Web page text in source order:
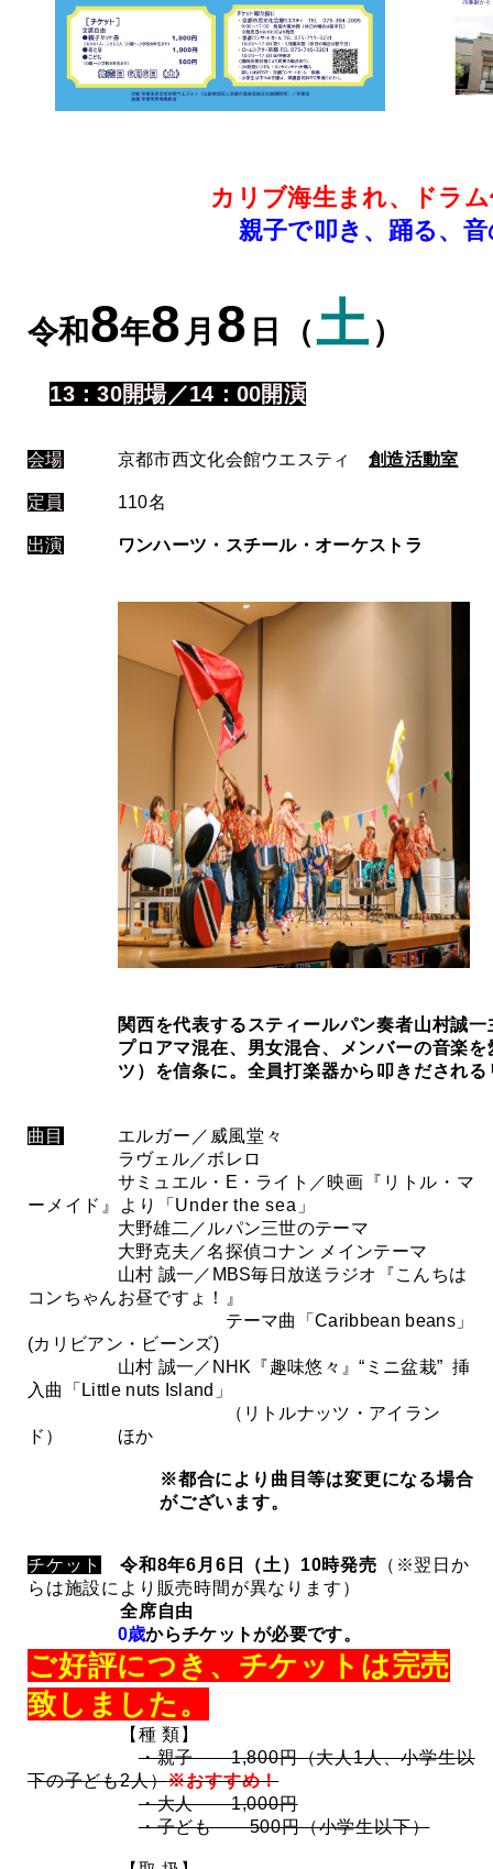
カリブ海生まれ、ドラ
親子で叩き、踊る、
令和8年8 月 8 日 （土）
13：30開場／14：00開演
会場 京都市西文化会館ウエスティ創造活動室
定員 110名
出演 ワンハーツ・スチール・オーケストラ
関西を代表するスティールパン奏者山村誠
プロアマ混在、男女混合、メンバーの音楽
ツ）を信条に。 全員打楽器から叩きだされ
曲目
エルガー／威風堂々
ラヴェル／ボレロ
サミュエル・E・ライト／映画『リトル・マ
ーメイド』より「Under the sea」
大野雄二／ルパン三世のテーマ
大野克夫／名探偵コナン メインテーマ
山村 誠一／MBS毎日放送ラジオ『こんちは
コンちゃんお昼ですょ！』
テーマ曲「Caribbean beans」
(カリビアン・ビーンズ)
山村 誠一／NHK『趣味悠々』“ミニ盆栽” 挿
入曲「Little nuts Island」
（リトルナッツ・アイラン
ド） ほか
※都合により曲目等は変更になる場合
がございます。
チケット 令和8年6月6日（土）10時発売 （※翌日か
らは施設により販売時間が異なります）
全席自由
0歳からチケットが必要です。
ご好評につき、チケットは完売
致しました。
【種 類】
・親子 1,800円（大人1人、小学生以
下の子ども2人）※おすすめ！
・大人 1,000円
・子ども 500円（小学生以下）